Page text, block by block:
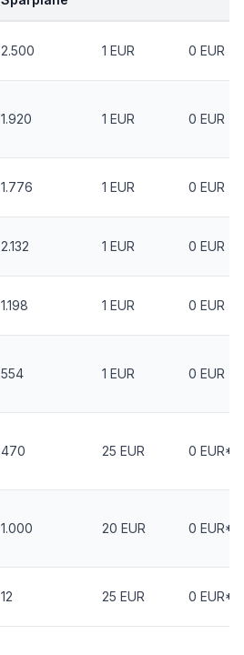
2.500 1 EUR 0 EUR
1.920 1 EUR 0 EUR
1.776 1 EUR 0 EUR
2.132 1 EUR 0 EUR
1.198 1 EUR 0 EUR
554 1 EUR 0 EUR
470 25 EUR 0 EUR*
1.000 20 EUR 0 EUR*
12 25 EUR 0 EUR*